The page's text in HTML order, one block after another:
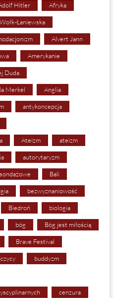
Hitler Afryka
Łaniewska
Alvert Jann
Amerykanie
Duda
Merkel Anglia
antykoncepcja
Ateizm ateizm
autorytaryzm
Bali
bezwyznaniowość
Biedroń biologia
bóg Bóg jest miłością
Brave Festival
buddyzm
cenzura